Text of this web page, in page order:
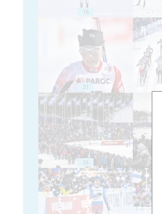
16
21
26